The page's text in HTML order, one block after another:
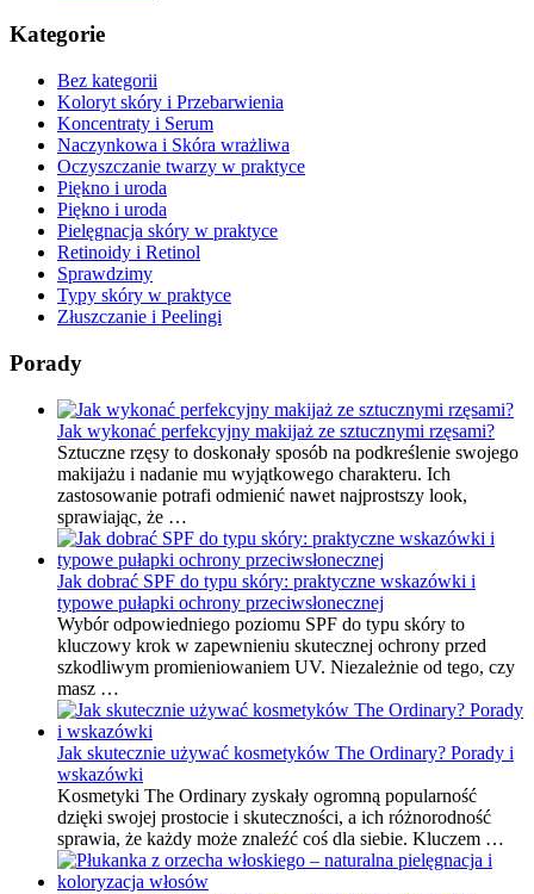
Kategorie
Bez kategorii
Koloryt skóry i Przebarwienia
Koncentraty i Serum
Naczynkowa i Skóra wrażliwa
Oczyszczanie twarzy w praktyce
Piękno i uroda
Piękno i uroda
Pielęgnacja skóry w praktyce
Retinoidy i Retinol
Sprawdzimy
Typy skóry w praktyce
Złuszczanie i Peelingi
Porady
Jak wykonać perfekcyjny makijaż ze sztucznymi rzęsami?
Sztuczne rzęsy to doskonały sposób na podkreślenie swojego
makijażu i nadanie mu wyjątkowego charakteru. Ich
zastosowanie potrafi odmienić nawet najprostszy look,
sprawiając, że …
Jak dobrać SPF do typu skóry: praktyczne wskazówki i
typowe pułapki ochrony przeciwsłonecznej
Wybór odpowiedniego poziomu SPF do typu skóry to
kluczowy krok w zapewnieniu skutecznej ochrony przed
szkodliwym promieniowaniem UV. Niezależnie od tego, czy
masz …
Jak skutecznie używać kosmetyków The Ordinary? Porady i
wskazówki
Kosmetyki The Ordinary zyskały ogromną popularność
dzięki swojej prostocie i skuteczności, a ich różnorodność
sprawia, że każdy może znaleźć coś dla siebie. Kluczem …